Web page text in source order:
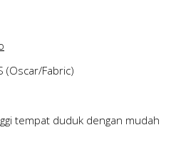
(Oscar/Fabric)
tempat duduk dengan mudah